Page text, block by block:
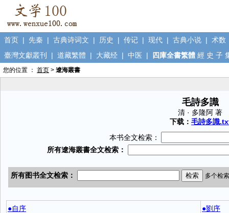
首页 | 先秦 | 古典诗词文 | 历史 | 传记 | 现代 | 古典小说 | 术数
臺灣文獻叢刊
| 道藏繁體 | 大藏经 | 中医 | 四庫全書繁體 經 史 子
您的位置 ： 首页 > 遼海叢書
毛詩多識
清 · 多隆阿 著
下载： 毛詩多識
本书全文检索：
●自序 ●劉序